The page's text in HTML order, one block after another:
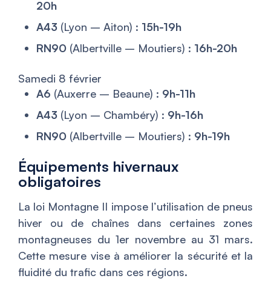
20h
A43 (Lyon – Aiton) : 15h-19h
RN90 (Albertville – Moutiers) : 16h-20h
Samedi 8 février
A6 (Auxerre – Beaune) : 9h-11h
A43 (Lyon – Chambéry) : 9h-16h
RN90 (Albertville – Moutiers) : 9h-19h
Équipements hivernaux
obligatoires
La loi Montagne II impose l’utilisation de pneus
hiver ou de chaînes dans certaines zones
montagneuses du 1er novembre au 31 mars.
Cette mesure vise à améliorer la sécurité et la
fluidité du trafic dans ces régions.